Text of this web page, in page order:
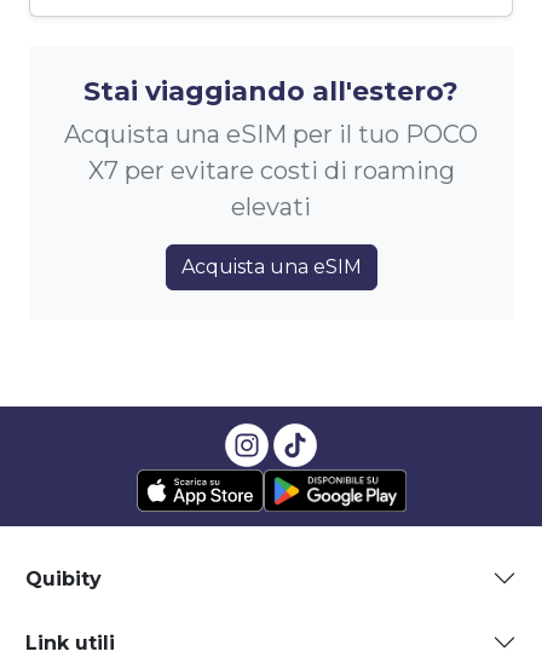
Stai viaggiando all'estero?
Acquista una eSIM per il tuo POCO
X7 per evitare costi di roaming
elevati
Acquista una eSIM
Quibity
Link utili